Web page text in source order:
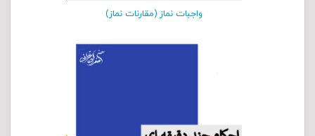
واجبات نماز (مقارنات نماز)